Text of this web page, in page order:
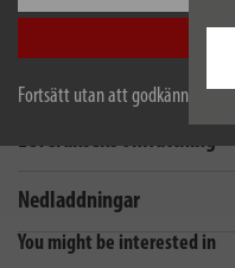
Fortsätt utan att godkänna
Beskrivning
Leveransens omfattning
Nedladdningar
You might be interested in